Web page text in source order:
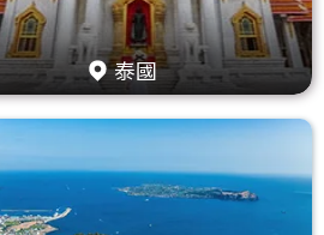
泰國